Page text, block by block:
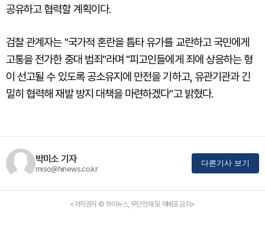
공유하고 협력할 계획이다.
검찰 관계자는 "국가적 혼란을 틈타 유가를 교란하고 국민에게
고통을 전가한 중대 범죄"라며 "피고인들에게 죄에 상응하는 형
이 선고될 수 있도록 공소유지에 만전을 기하고, 유관기관과 긴
밀히 협력해 재발 방지 대책을 마련하겠다"고 밝혔다.
박미소 기자
miso@hinews.co.kr
다른기사 보기
<저작권자 © 하이뉴스, 무단전재 및 재배포 금지>